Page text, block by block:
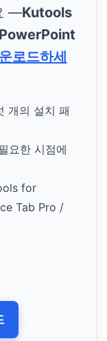
—Kutools
로드하세
개의 설치 패
요한 시점에
for
Tab Pro /